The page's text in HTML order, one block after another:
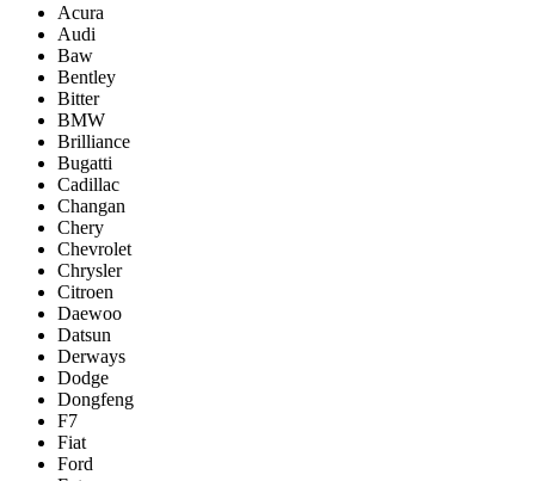
Acura
Audi
Baw
Bentley
Bitter
BMW
Brilliance
Bugatti
Cadillac
Changan
Chery
Chevrolet
Chrysler
Citroen
Daewoo
Datsun
Derways
Dodge
Dongfeng
F7
Fiat
Ford